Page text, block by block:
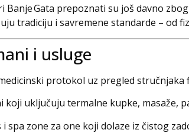
Banje Gata prepoznati su još davno
tradiciju i savremene standarde – od
i usluge
protokol uz pregled stručnjaka
koji uključuju termalne kupke, masaže,
i spa zone za one koji dolaze iz čistog